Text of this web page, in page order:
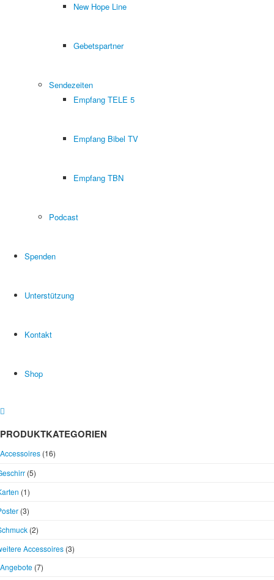
New Hope Line
Gebetspartner
Sendezeiten
Empfang TELE 5
Empfang Bibel TV
Empfang TBN
Podcast
Spenden
Unterstützung
Kontakt
Shop
PRODUKTKATEGORIEN
Accessoires (16)
(5)
(1)
(3)
(2)
Accessoires (3)
Angebote (7)